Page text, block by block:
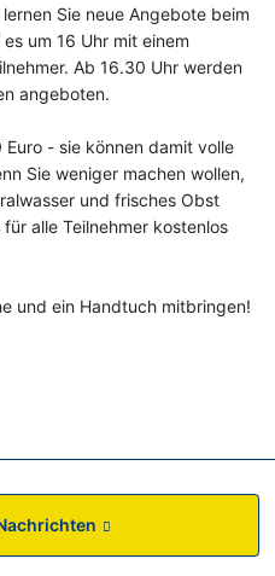
Sie neue Angebote beim
um 16 Uhr mit einem
Ab 16.30 Uhr werden
angeboten.
- sie können damit volle
Sie weniger machen wollen,
und frisches Obst
alle Teilnehmer kostenlos
und ein Handtuch mitbringen!